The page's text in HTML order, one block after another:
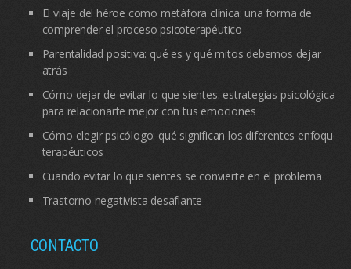
El viaje del héroe como metáfora clínica: una forma de
comprender el proceso psicoterapéutico
Parentalidad positiva: qué es y qué mitos debemos dejar
atrás
Cómo dejar de evitar lo que sientes: estrategias psicológicas
para relacionarte mejor con tus emociones
Cómo elegir psicólogo: qué significan los diferentes enfoques
terapéuticos
Cuando evitar lo que sientes se convierte en el problema
Trastorno negativista desafiante
CONTACTO